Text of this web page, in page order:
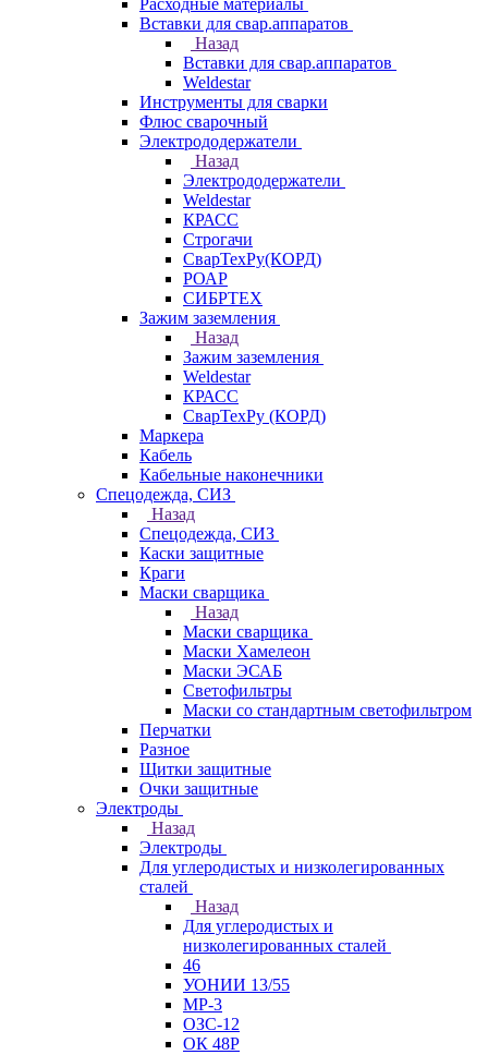
Расходные материалы
Вставки для свар.аппаратов
Назад
Вставки для свар.аппаратов
Weldestar
Инструменты для сварки
Флюс сварочный
Электрододержатели
Назад
Электрододержатели
Weldestar
КРАСС
Строгачи
СварТехРу(КОРД)
РОАР
СИБРТЕХ
Зажим заземления
Назад
Зажим заземления
Weldestar
КРАСС
СварТехРу (КОРД)
Маркера
Кабель
Кабельные наконечники
Спецодежда, СИЗ
Назад
Спецодежда, СИЗ
Каски защитные
Краги
Маски сварщика
Назад
Маски сварщика
Маски Хамелеон
Маски ЭСАБ
Светофильтры
Маски со стандартным светофильтром
Перчатки
Разное
Щитки защитные
Очки защитные
Электроды
Назад
Электроды
Для углеродистых и низколегированных
сталей
Назад
Для углеродистых и
низколегированных сталей
46
УОНИИ 13/55
МР-3
ОЗС-12
ОК 48Р